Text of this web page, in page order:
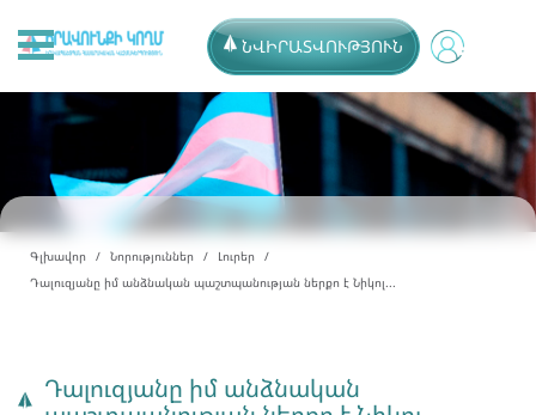
ՆՎԻՐԱՏՎՈՒԹՅՈՒՆ
Գլխավոր Նորություններ
Լուրեր
Դալուզյանը իմ անձնական պաշտպանության ներքո է Նիկոլ...
Դալուզյանը իմ անձնական